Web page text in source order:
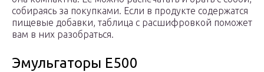
собираясь за покупками. Если в продукте содержатся
пищевые добавки, таблица с расшифровкой поможет
вам в них разобраться.
Эмульгаторы Е500